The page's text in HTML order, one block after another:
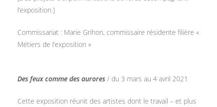
l’exposition.]
Commissariat : Marie Grihon, commissaire résidente filière «
Métiers de l’exposition »
Des feux comme des aurores / du 3 mars au 4 avril 2021
Cette exposition réunit des artistes dont le travail – et plus